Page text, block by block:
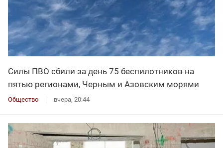
Силы ПВО сбили за день 75 беспилотников на
пятью регионами, Черным и Азовским морями
Общество вчера, 20:44